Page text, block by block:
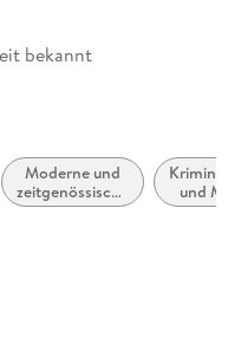
bekannt
Moderne und
zeitgenössische
Belletristik:
und